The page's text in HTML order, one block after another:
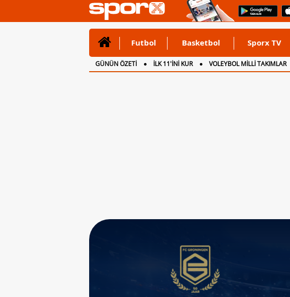
Futbol Basketbol Sporx TV
GÜNÜN ÖZETİ İLK 11'İNİ KUR VOLEYBOL MİLLİ TAKIMLAR
CANLI ANLATIM
İNGİLTERE